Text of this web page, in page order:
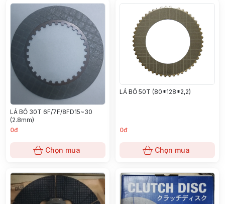
LÁ BỐ 30T 6F/7F/8FD15~30
(2.8mm)
0đ
Chọn mua
LÁ BỐ 50T (80*128*2,2)
0đ
Chọn mua